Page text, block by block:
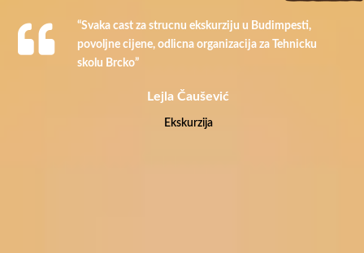
“Svaka cast za strucnu ekskurziju u Budimpesti,
povoljne cijene, odlicna organizacija za Tehnicku
skolu Brcko”
Lejla Čaušević
Ekskurzija